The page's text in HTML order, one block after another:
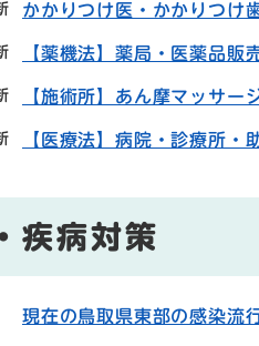
かかりつけ医・かかりつけ
【薬機法】薬局・医薬品販
【施術所】あん摩マッサー
【医療法】病院・診療所・
疾病対策
現在の鳥取県東部の感染流